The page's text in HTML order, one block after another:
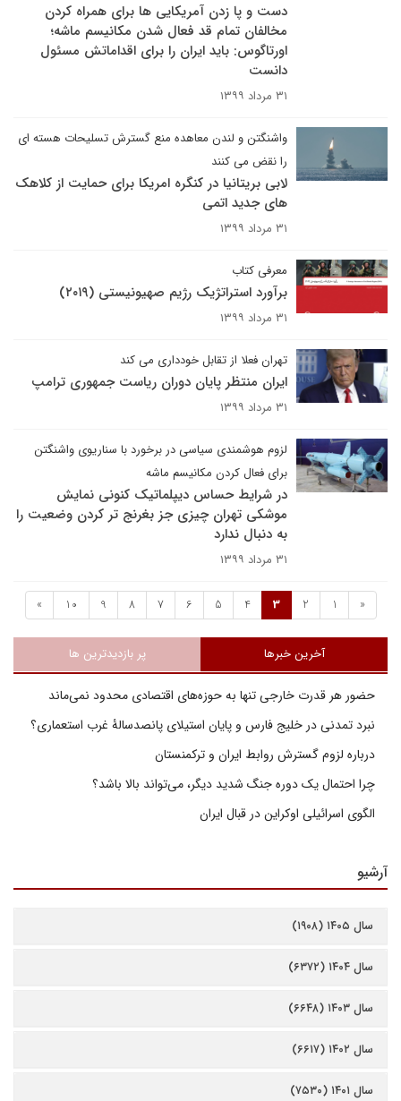
دست و پا زدن آمریکایی ها برای همراه کردن
مخالفان تمام قد فعال شدن مکانیسم ماشه؛
اورتاگوس: باید ایران را برای اقداماتش مسئول
دانست
۳۱ مرداد ۱۳۹۹
واشنگتن و لندن معاهده منع گسترش تسلیحات هسته ای
را نقض می کنند
لابی بریتانیا در کنگره امریکا برای حمایت از کلاهک
های جدید اتمی
۳۱ مرداد ۱۳۹۹
معرفی کتاب
برآورد استراتژیک رژیم صهیونیستی (۲۰۱۹)
۳۱ مرداد ۱۳۹۹
تهران فعلا از تقابل خودداری می کند
ایران منتظر پایان دوران ریاست جمهوری ترامپ
۳۱ مرداد ۱۳۹۹
لزوم هوشمندی سیاسی در برخورد با سناریوی واشنگتن
برای فعال کردن مکانیسم ماشه
در شرایط حساس دیپلماتیک کنونی نمایش
موشکی تهران چیزی جز بغرنج تر کردن وضعیت را
به دنبال ندارد
۳۱ مرداد ۱۳۹۹
«
1
2
3
4
5
6
7
8
9
10
»
آخرین خبرها پر بازدیدترین ها
حضور هر قدرت خارجی تنها به حوزه‌های اقتصادی محدود نمی‌ماند
نبرد تمدنی در خلیج فارس و پایان استیلای پانصدسالۀ غرب استعماری؟
درباره لزوم گسترش روابط ایران و ترکمنستان
چرا احتمال یک دوره جنگ شدید دیگر، می‌تواند بالا باشد؟
الگوی اسرائیلی اوکراین در قبال ایران
آرشیو
سال ۱۴۰۵ (۱۹۰۸)
سال ۱۴۰۴ (۶۳۷۲)
سال ۱۴۰۳ (۶۶۴۸)
سال ۱۴۰۲ (۶۶۱۷)
سال ۱۴۰۱ (۷۵۳۰)